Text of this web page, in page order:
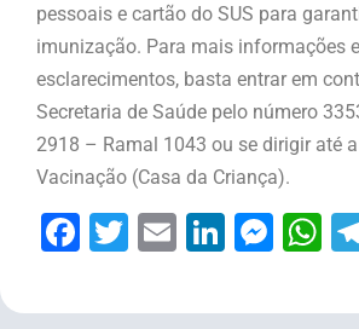
pessoais e cartão do SUS para
imunização. Para mais informações e
esclarecimentos, basta entrar em
Secretaria de Saúde pelo número
2918 – Ramal 1043 ou se dirigir até
Vacinação (Casa da Criança).
Facebook
Twitter
Email